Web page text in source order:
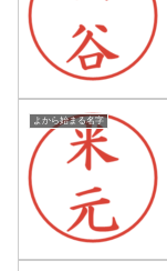
よから始まる名字